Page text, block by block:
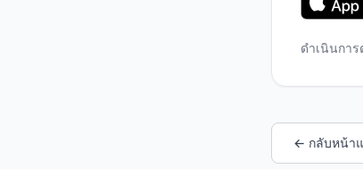
ดำเนินกา
← กลับหน้า